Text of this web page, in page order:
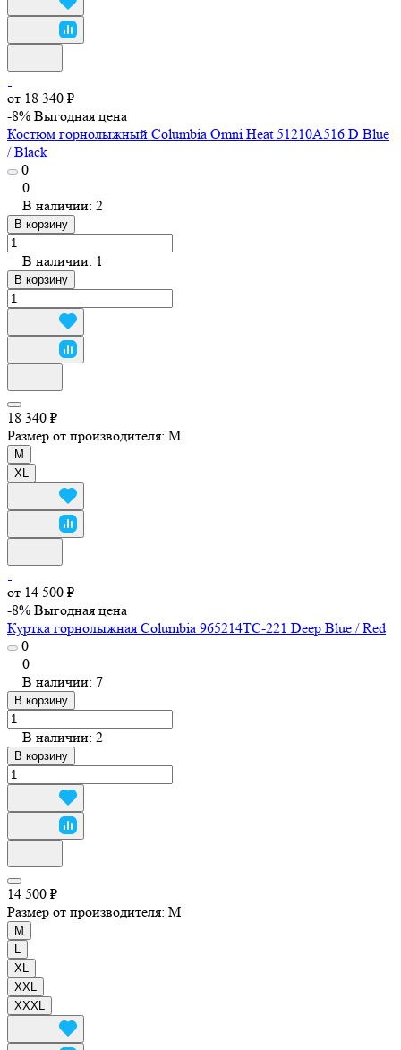
от 18 340 ₽
-8% Выгодная цена
Костюм горнолыжный Columbia Omni Heat 51210A516 D Blue
/ Black
0
0
В наличии: 2
В корзину
В наличии: 1
В корзину
18 340 ₽
Размер от производителя: M
M
XL
от 14 500 ₽
-8% Выгодная цена
Куртка горнолыжная Columbia 965214TC-221 Deep Blue / Red
0
0
В наличии: 7
В корзину
В наличии: 2
В корзину
14 500 ₽
Размер от производителя: M
M
XL
XXL
XXXL